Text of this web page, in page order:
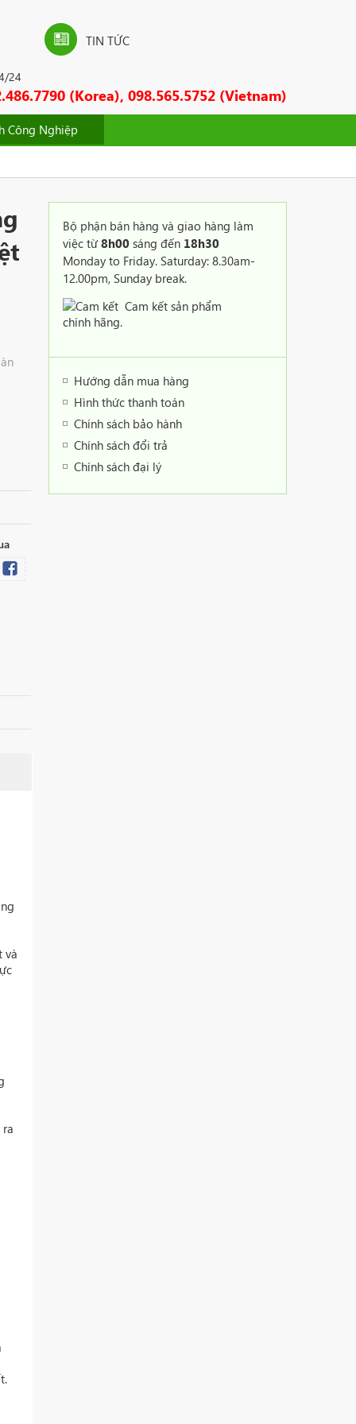
TIN TỨC
24
(Korea), 098.565.5752 (Vietnam)
Công Nghiệp
Bộ phận bán hàng và giao hàng làm
việc từ8h00 sáng đến 18h30
Monday to Friday. Saturday: 8.30am-
12.00pm, Sunday break.
Cam kết sản phẩm
chính hãng.
Hướng dẫn mua hàng
Hình thức thanh toán
Chính sách bảo hành
Chính sách đổi trả
Chính sách đại lý
và